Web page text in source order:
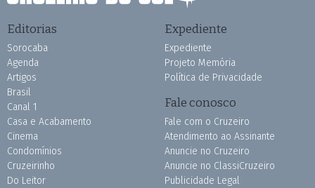
Editorias
Sorocaba
Agenda
Artigos
Brasil
Canal 1
Casa e Acabamento
Cinema
Condomínios
Cruzeirinho
Do Leitor
Expediente
Expediente
Projeto Memória
Política de Privacidade
Fale conosco
Fale com o Cruzeiro
Atendimento ao Assinante
Anuncie no Cruzeiro
Anuncie no ClassiCruzeiro
Publicidade Legal